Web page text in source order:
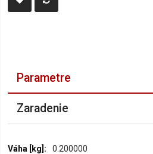
Parametre
Zaradenie
Parametre
0.200000